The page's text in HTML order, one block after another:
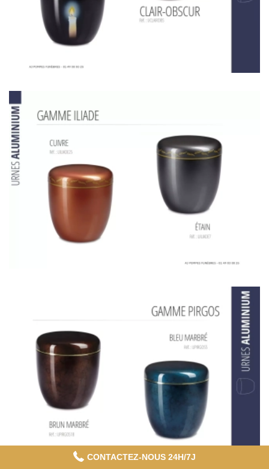
CONTACTEZ-NOUS 24H/7J